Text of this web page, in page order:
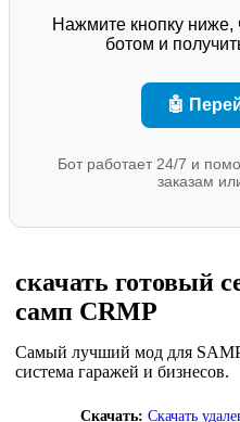
Нажмите кнопку ниже,
ботом и
🤖
Бот работает 24/7 и
заказам
скачать готовый
самп CRMP
Cамый лучший мод для
система гаражей и бизнесов.
Скачать: Скачать